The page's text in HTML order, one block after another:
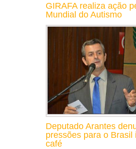
GIRAFA realiza ação
Mundial do Autismo
Deputado Arantes
pressões para o Brasil
café